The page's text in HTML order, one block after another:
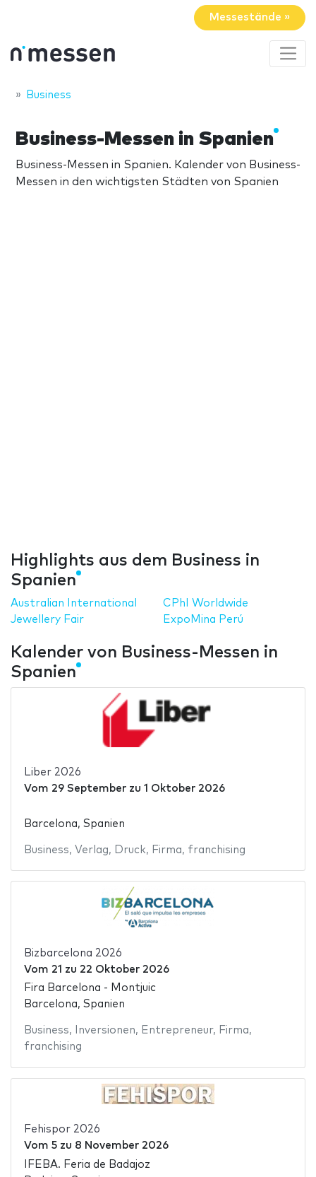
Messestände »
Business
Business-Messen in Spanien
Business-Messen in Spanien. Kalender von Business-
Messen in den wichtigsten Städten von Spanien
Highlights aus dem Business in
Spanien
Australian International
Jewellery Fair
CPhI Worldwide
ExpoMina Perú
Kalender von Business-Messen in
Spanien
Liber 2026
Vom 29 Septemberzu 1 Oktober 2026
Barcelona, Spanien
Business, Verlag, Druck, Firma, franchising
Bizbarcelona 2026
Vom 21 zu 22 Oktober 2026
Fira Barcelona - Montjuic
Barcelona, Spanien
Business, Inversionen, Entrepreneur, Firma,
franchising
Fehispor 2026
Vom 5zu 8 November 2026
IFEBA. Feria de Badajoz